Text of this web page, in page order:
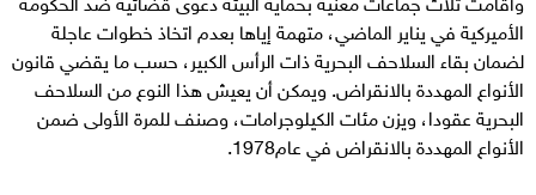
الأميركية في يناير الماضي، متهمة إياها بعدم اتخاذ خطوات عاجلة
لضمان بقاء السلاحف البحرية ذات الرأس الكبير، حسب ما يقضي قانون
الأنواع المهددة بالانقراض. ويمكن أن يعيش هذا النوع من السلاحف
البحرية عقودا، ويزن مئات الكيلوجرامات، وصنف للمرة الأولى ضمن
الأنواع المهددة بالانقراض في عام1978.